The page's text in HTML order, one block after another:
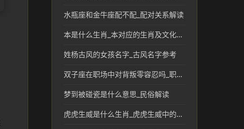
水瓶座和金牛座配不配_配对关系解读
本是什么生肖_本对应的生肖及文化含义解析
姓杨古风的女孩名字_古风名字参考
双子座在职场中对背叛零容忍吗_职场性格短板解析
梦到被碰瓷是什么意思_民俗解读
虎虎生威是什么生肖_虎虎生威中的生肖象征与文化解读